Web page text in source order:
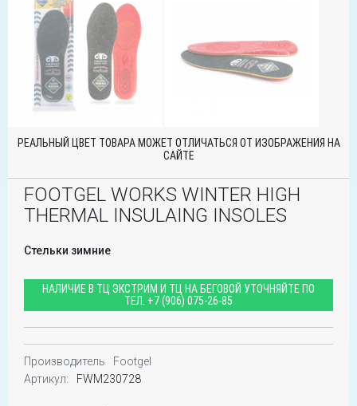
РЕАЛЬНЫЙ ЦВЕТ ТОВАРА МОЖЕТ ОТЛИЧАТЬСЯ ОТ ИЗОБРАЖЕНИЯ НА
САЙТЕ
FOOTGEL WORKS WINTER HIGH
THERMAL INSULAING INSOLES
Стельки зимние
НАЛИЧИЕ В ТЦ ЭКСТРИМ И ТЦ НА БЕГОВОЙ УТОЧНЯЙТЕ ПО
ТЕЛ. +7 (906) 075-26-85
Производитель
Footgel
Артикул:
FWM230728